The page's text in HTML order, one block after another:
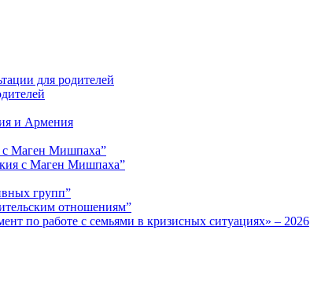
для родителей
и Армения
с Маген Мишпаха”
с Маген Мишпаха”
групп”
отношениям”
по работе с семьями в кризисных ситуациях» – 2026